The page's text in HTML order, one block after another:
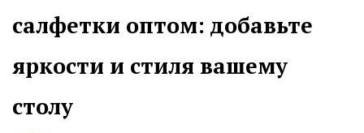
салфетки оптом: добавьте
яркости и стиля вашему
столу